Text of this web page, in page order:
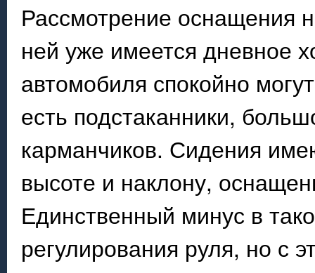
Рассмотрение оснащения
ней уже имеется дневное
автомобиля спокойно
есть подстаканники,
карманчиков. Сидения
высоте и наклону,
Единственный минус в
регулирования руля, но с